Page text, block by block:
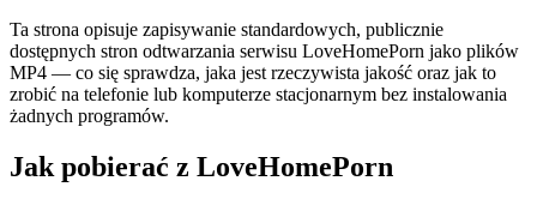
Ta strona opisuje zapisywanie standardowych, publicznie
dostępnych stron odtwarzania serwisu LoveHomePorn jako plików
MP4 — co się sprawdza, jaka jest rzeczywista jakość oraz jak to
zrobić na telefonie lub komputerze stacjonarnym bez instalowania
żadnych programów.
Jak pobierać z LoveHomePorn